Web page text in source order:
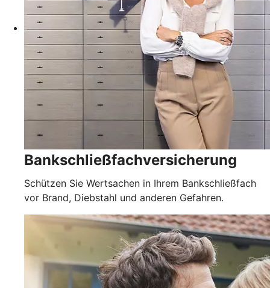
Bankschließfachversicherung
Schützen Sie Wertsachen in Ihrem Bankschließfach
vor Brand, Diebstahl und anderen Gefahren.